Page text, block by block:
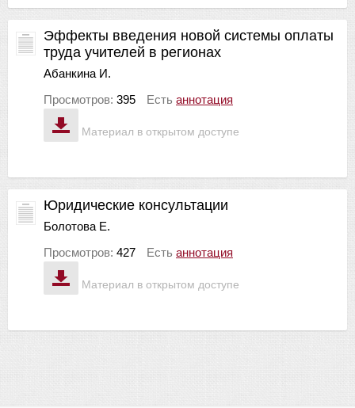
Материал в открытом доступе
Эффекты введения новой системы оплаты
труда учителей в регионах
Абанкина И.
Просмотров: 395 Есть аннотация
Материал в открытом доступе
Юридические консультации
Болотова Е.
Просмотров: 427 Есть аннотация